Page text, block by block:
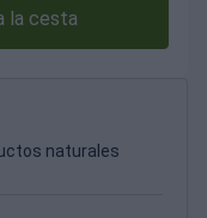
la cesta
naturales